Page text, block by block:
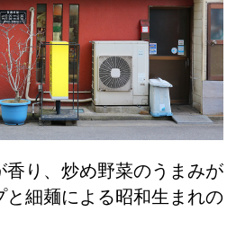
香り、炒め野菜のうまみが
と細麺による昭和生まれの